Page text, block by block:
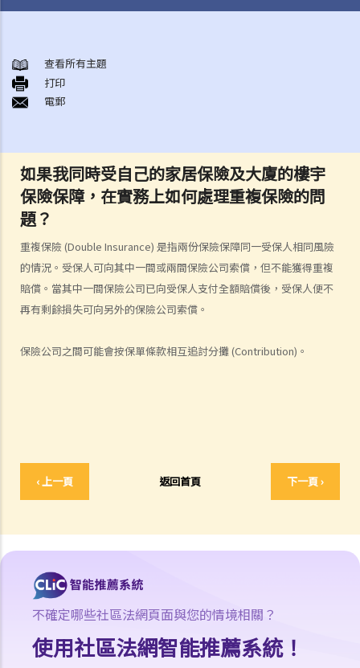
如果我同時受自己的家居保險及大廈的樓宇
保險保障，在實務上如何處理重複保險的問
題？
重複保險 (Double Insurance) 是指兩份保險保障同一受保人相同風險
的情況。受保人可向其中一間或兩間保險公司索償，但不能獲得重複
賠償。當其中一間保險公司已向受保人支付全額賠償後，受保人便不
再有剩餘損失可向另外的保險公司索償。
保險公司之間可能會按保單條款相互追討分攤 (Contribution)。
‹ 上一頁 返回首頁 下一頁 ›
A. 火葬
B. 骨灰安置所（靈灰安置所）
C. 土葬
E. 骨灰撒海
F. 遺體／骨殖／骨灰出入香港
人身傷亡
傷者本人
何謂「人身傷害」？
我受傷後，何時可提出申索？
如何就人身傷害提出申索？
人身傷害訴訟所涉的法律程序
10. 案件管理會議
就人身傷害提出申索，是否存在時限？
就人身傷害提出申索，會取得多少賠償？
涉及非致命意外的申索
若我因人身傷害提出申索，可否申請法律援助？
查看所有主題
打印
電郵
不確定哪些社區法網頁面與您的情境相關？
使用社區法網智能推薦系統！